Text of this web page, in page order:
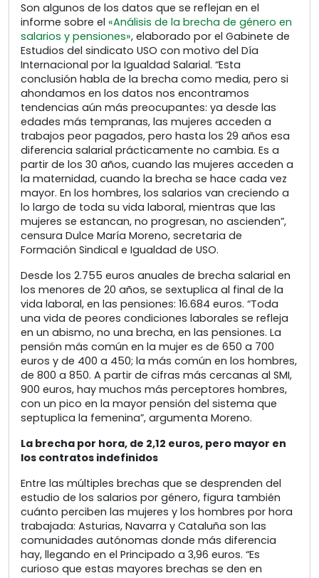
Son algunos de los datos que se reflejan en el
informe sobre el «Análisis de la brecha de género en
salarios y pensiones», elaborado por el Gabinete de
Estudios del sindicato USO con motivo del Día
Internacional por la Igualdad Salarial. “Esta
conclusión habla de la brecha como media, pero si
ahondamos en los datos nos encontramos
tendencias aún más preocupantes: ya desde las
edades más tempranas, las mujeres acceden a
trabajos peor pagados, pero hasta los 29 años esa
diferencia salarial prácticamente no cambia. Es a
partir de los 30 años, cuando las mujeres acceden a
la maternidad, cuando la brecha se hace cada vez
mayor. En los hombres, los salarios van creciendo a
lo largo de toda su vida laboral, mientras que las
mujeres se estancan, no progresan, no ascienden”,
censura Dulce María Moreno, secretaria de
Formación Sindical e Igualdad de USO.
Desde los 2.755 euros anuales de brecha salarial en
los menores de 20 años, se sextuplica al final de la
vida laboral, en las pensiones: 16.684 euros. “Toda
una vida de peores condiciones laborales se refleja
en un abismo, no una brecha, en las pensiones. La
pensión más común en la mujer es de 650 a 700
euros y de 400 a 450; la más común en los hombres,
de 800 a 850. A partir de cifras más cercanas al SMI,
900 euros, hay muchos más perceptores hombres,
con un pico en la mayor pensión del sistema que
septuplica la femenina”, argumenta Moreno.
La brecha por hora, de 2,12 euros, pero mayor en
los contratos indefinidos
Entre las múltiples brechas que se desprenden del
estudio de los salarios por género, figura también
cuánto perciben las mujeres y los hombres por hora
trabajada: Asturias, Navarra y Cataluña son las
comunidades autónomas donde más diferencia
hay, llegando en el Principado a 3,96 euros. “Es
curioso que estas mayores brechas se den en